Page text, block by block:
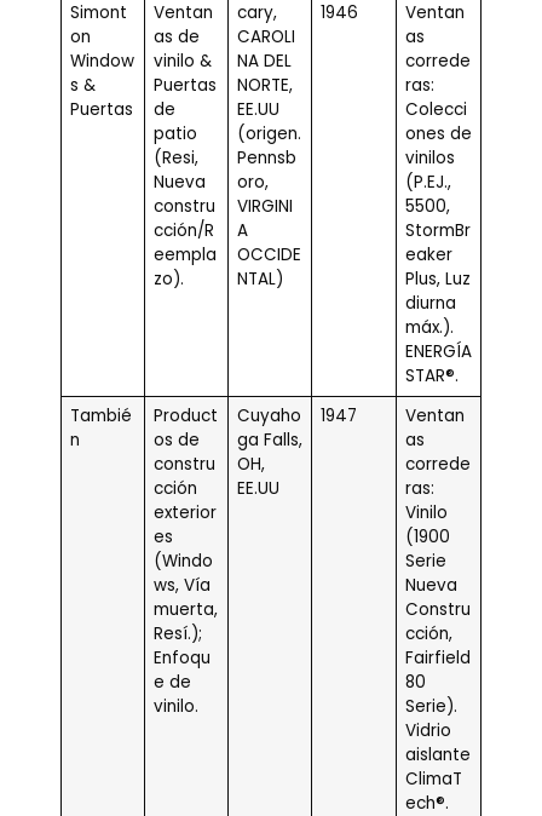
Simont
on
Window
s &
Puertas
Ventan
as de
vinilo &
Puertas
de
patio
(Resi,
Nueva
constru
cción/R
eempla
zo).
cary,
CAROLI
NA DEL
NORTE,
EE.UU
(origen.
Pennsb
oro,
VIRGINI
A
OCCIDE
NTAL)
1946
Ventan
as
correde
ras:
Colecci
ones de
vinilos
(P.EJ.,
5500,
StormBr
eaker
Plus, Luz
diurna
máx.).
ENERGÍA
STAR®.
Tambié
n
Product
os de
constru
cción
exterior
es
(Windo
ws, Vía
muerta,
Resí.);
Enfoqu
e de
vinilo.
Cuyaho
ga Falls,
OH,
EE.UU
1947
Ventan
as
correde
ras:
Vinilo
(1900
Serie
Nueva
Constru
cción,
Fairfield
80
Serie).
Vidrio
aislante
ClimaT
ech®.